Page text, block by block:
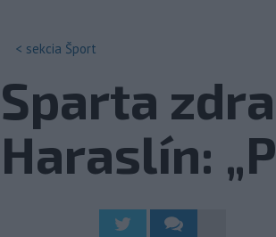
< sekcia Šport
Sparta
Haraslín: